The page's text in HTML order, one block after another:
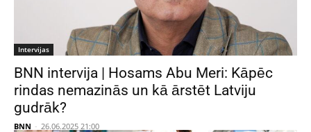
Intervijas
BNN intervija | Hosams Abu Meri: Kāpēc
rindas nemazinās un kā ārstēt Latviju
gudrāk?
BNN - 26.06.2025 21:00